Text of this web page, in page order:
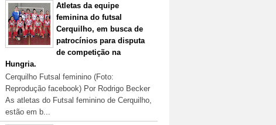
Atletas da equipe
feminina do futsal
Cerquilho, em busca de
patrocínios para disputa
de competição na
Hungria.
Cerquilho Futsal feminino (Foto:
Reprodução facebook) Por Rodrigo Becker
As atletas do Futsal feminino de Cerquilho,
estão em b...